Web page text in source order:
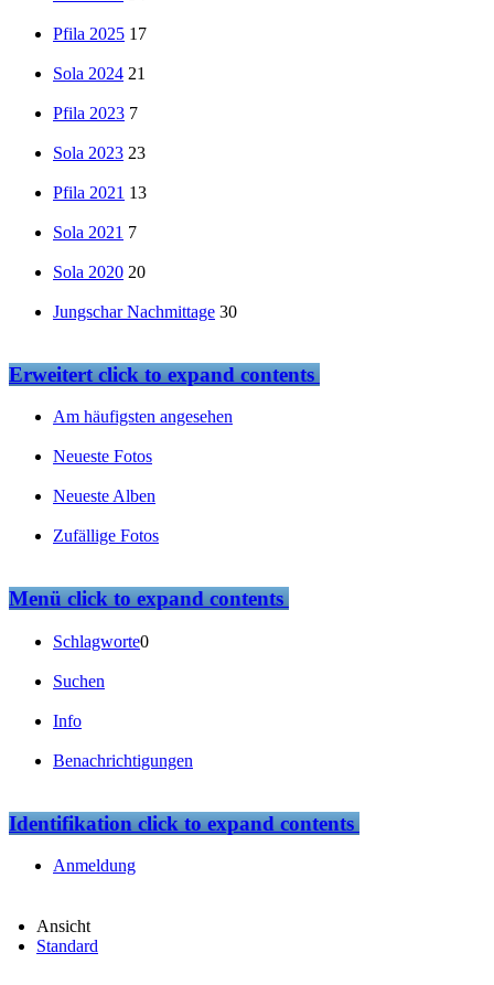
Pfila 2025 17
Sola 2024 21
Pfila 2023 7
Sola 2023 23
Pfila 2021 13
Sola 2021 7
Sola 2020 20
Jungschar Nachmittage 30
Erweitertclick to expand contents
Am häufigsten angesehen
Neueste Fotos
Neueste Alben
Zufällige Fotos
Menüclick to expand contents
Schlagworte0
Suchen
Info
Benachrichtigungen
Identifikationclick to expand contents
Anmeldung
Ansicht
Standard